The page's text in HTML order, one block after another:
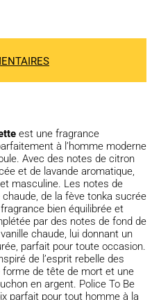
est une fragrance
à l’homme moderne
Avec des notes de citron
et de lavande aromatique,
masculine. Les notes de
de la fève tonka sucrée
bien équilibrée et
par des notes de fond de
chaude, lui donnant un
parfait pour toute occasion.
de l’esprit rebelle des
de tête de mort et une
en argent. Police To Be
parfait pour tout homme à la